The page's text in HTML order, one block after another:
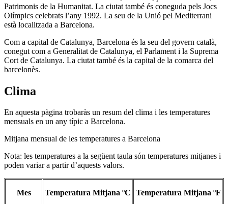
Patrimonis de la Humanitat. La ciutat també és coneguda pels Jocs
Olímpics celebrats l’any 1992. La seu de la Unió pel Mediterrani
està localitzada a Barcelona.
Com a capital de Catalunya, Barcelona és la seu del govern català,
conegut com a Generalitat de Catalunya, el Parlament i la Suprema
Cort de Catalunya. La ciutat també és la capital de la comarca del
barcelonès.
Clima
En aquesta pàgina trobaràs un resum del clima i les temperatures
mensuals en un any típic a Barcelona.
Mitjana mensual de les temperatures a Barcelona
Nota: les temperatures a la següent taula són temperatures mitjanes i
poden variar a partir d’aquests valors.
Mes Temperatura Mitjana ºC Temperatura Mitjana ºF